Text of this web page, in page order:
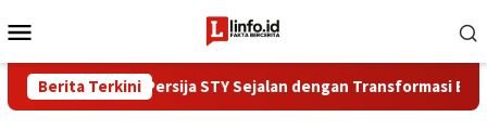
ke
Mobile
Berita Terkini
Pelatih Persija STY Sejalan dengan Transformasi Bank Jakarta